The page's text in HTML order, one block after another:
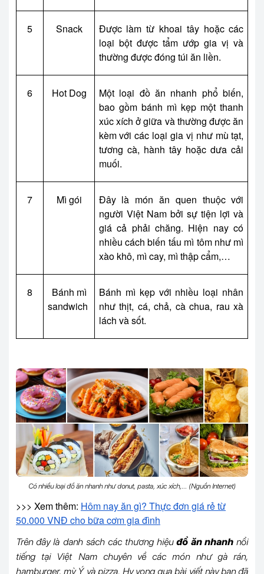
5 Snack
Được làm từ khoai tây hoặc các
loại bột được tẩm ướp gia vị và
thường được đóng túi ăn liền.
6 Hot Dog
Một loại đồ ăn nhanh phổ biến,
bao gồm bánh mì kẹp một thanh
xúc xích ở giữa và thường được ăn
kèm với các loại gia vị như mù tạt,
tương cà, hành tây hoặc dưa cải
muối.
7 Mì gói
Đây là món ăn quen thuộc với
người Việt Nam bởi sự tiện lợi và
giá cả phải chăng. Hiện nay có
nhiều cách biến tấu mì tôm như mì
xào khô, mì cay, mì thập cẩm,…
8
Bánh mì
sandwich
Bánh mì kẹp với nhiều loại nhân
như thịt, cá, chả, cà chua, rau xà
lách và sốt.
Có nhiều loại đồ ăn nhanh như donut, pasta, xúc xích,... (Nguồn Internet)
>>> Xem thêm: Hôm nay ăn gì? Thực đơn giá rẻ từ
50.000 VNĐ cho bữa cơm gia đình
Trên đây là danh sách các thương hiệuđồ ăn nhanhnổi
tiếng tại Việt Nam chuyên về các món như gà rán,
hamburger, mỳ Ý và pizza. Hy vọng qua bài viết này bạn đã